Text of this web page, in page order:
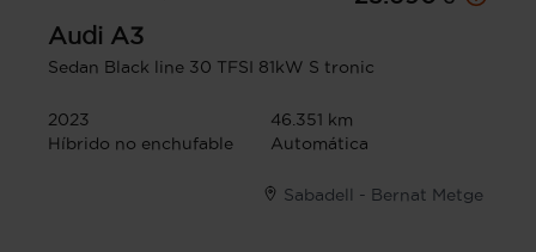
Audi A3
Sedan Black line 30 TFSI 81kW S tronic
2023
46.351 km
Híbrido no enchufable
Automática
Sabadell - Bernat Metge